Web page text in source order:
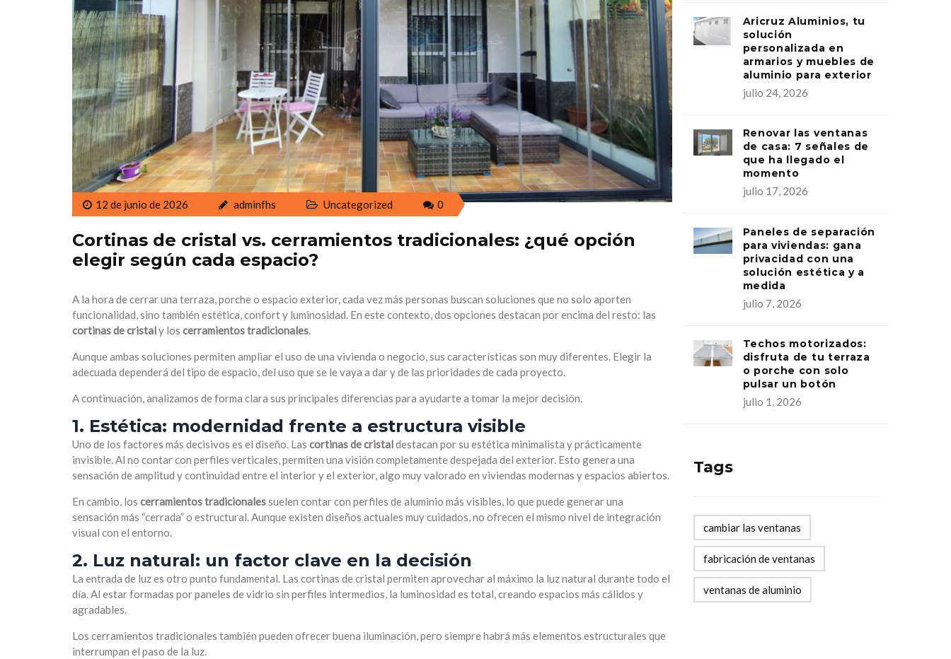
12 de junio de 2026 adminfhs Uncategorized 0
Cortinas de cristal vs. cerramientos tradicionales: ¿qué opción
elegir según cada espacio?
A la hora de cerrar una terraza, porche o espacio exterior, cada vez más personas buscan soluciones que no solo aporten
funcionalidad, sino también estética, confort y luminosidad. En este contexto, dos opciones destacan por encima del resto: las
cortinas de cristaly los cerramientos tradicionales.
Aunque ambas soluciones permiten ampliar el uso de una vivienda o negocio, sus características son muy diferentes. Elegir la
adecuada dependerá del tipo de espacio, del uso que se le vaya a dar y de las prioridades de cada proyecto.
A continuación, analizamos de forma clara sus principales diferencias para ayudarte a tomar la mejor decisión.
1. Estética: modernidad frente a estructura visible
Uno de los factores más decisivos es el diseño. Las cortinas de cristaldestacan por su estética minimalista y prácticamente
invisible. Al no contar con perfiles verticales, permiten una visión completamente despejada del exterior. Esto genera una
sensación de amplitud y continuidad entre el interior y el exterior, algo muy valorado en viviendas modernas y espacios abiertos.
En cambio, los cerramientos tradicionalessuelen contar con perfiles de aluminio más visibles, lo que puede generar una
sensación más “cerrada” o estructural. Aunque existen diseños actuales muy cuidados, no ofrecen el mismo nivel de integración
visual con el entorno.
2. Luz natural: un factor clave en la decisión
La entrada de luz es otro punto fundamental. Las cortinas de cristal permiten aprovechar al máximo la luz natural durante todo el
día. Al estar formadas por paneles de vidrio sin perfiles intermedios, la luminosidad es total, creando espacios más cálidos y
agradables.
Los cerramientos tradicionales también pueden ofrecer buena iluminación, pero siempre habrá más elementos estructurales que
interrumpan el paso de la luz.
Aricruz Aluminios, tu
solución
personalizada en
armarios y muebles de
aluminio para exterior
julio 24, 2026
Renovar las ventanas
de casa: 7 señales de
que ha llegado el
momento
julio 17, 2026
Paneles de separación
para viviendas: gana
privacidad con una
solución estética y a
medida
julio 7, 2026
Techos motorizados:
disfruta de tu terraza
o porche con solo
pulsar un botón
julio 1, 2026
Tags
cambiar las ventanas
fabricación de ventanas
ventanas de aluminio